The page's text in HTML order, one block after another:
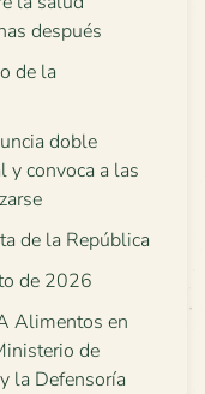
después
de la
doble
y convoca a las
de la República
de 2026
Alimentos en
de
la Defensoría